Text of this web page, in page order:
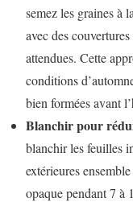
semez les graines à
avec des
attendues. Cette
conditions
bien formées avant
Blanchir pour
blanchir les feuilles
extérieures
opaque pendant 7 à